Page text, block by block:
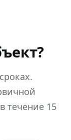
течение 15